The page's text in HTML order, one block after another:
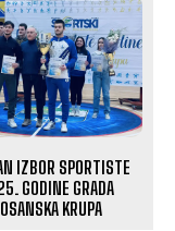
IZBOR SPORTISTE
GODINE GRADA
KRUPA